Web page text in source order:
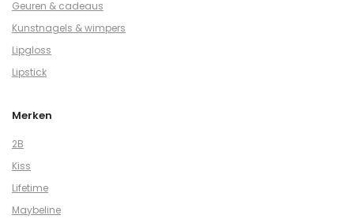
Geuren & cadeaus
Kunstnagels & wimpers
Lipgloss
Lipstick
Merken
2B
Kiss
Lifetime
Maybeline